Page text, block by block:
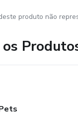
produto não